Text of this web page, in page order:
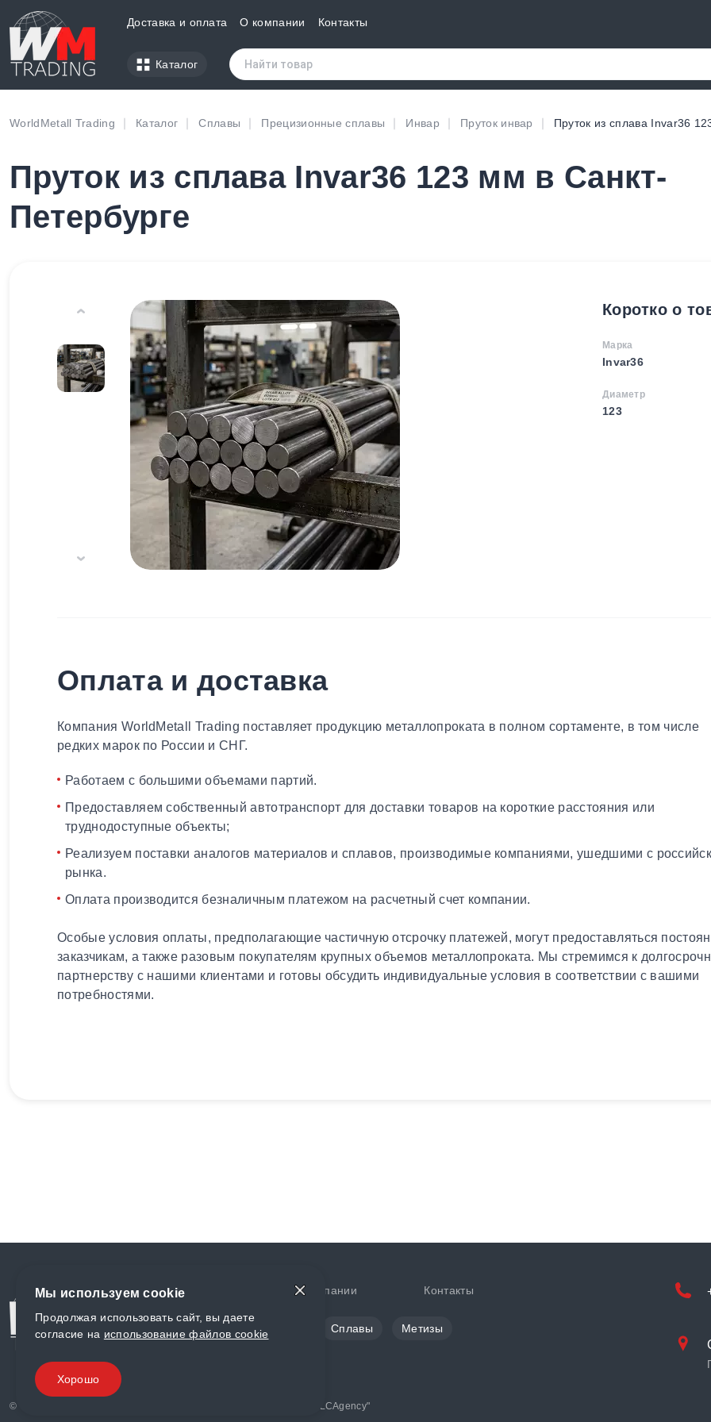
Доставка и оплата О компании Контакты
Каталог
WorldMetall Trading Каталог Сплавы Прецизионные сплавы Инвар Пруток инвар Пруток из сплава Invar36
Пруток из сплава Invar36 123 мм в Санкт-
Петербурге
Коротко о
Марка
Invar36
Диаметр
123
Оплата и доставка
Компания WorldMetall Trading поставляет продукцию металлопроката в полном сортаменте, в том числе
редких марок по России и СНГ.
Работаем с большими объемами партий.
Предоставляем собственный автотранспорт для доставки товаров на короткие расстояния или
труднодоступные объекты;
Реализуем поставки аналогов материалов и сплавов, производимые компаниями, ушедшими с
рынка.
Оплата производится безналичным платежом на расчетный счет компании.
Особые условия оплаты, предполагающие частичную отсрочку платежей, могут предоставляться
заказчикам, а также разовым покупателям крупных объемов металлопроката. Мы стремимся к
партнерству с нашими клиентами и готовы обсудить индивидуальные условия в соответствии с вашими
потребностями.
Доставка и оплата О компании Контакты
Цветной металл Сплавы Метизы
© «World Metall» 2025, Разработка и комплексное продвижение " LCAgency"
Мы используем cookie
Продолжая использовать сайт, вы даете
согласие на использование файлов cookie
Хорошо